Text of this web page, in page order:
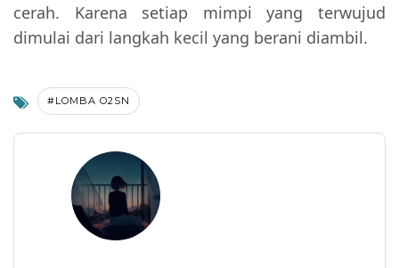
cerah. Karena setiap mimpi yang terwujud
dimulai dari langkah kecil yang berani diambil.
#LOMBA O2SN